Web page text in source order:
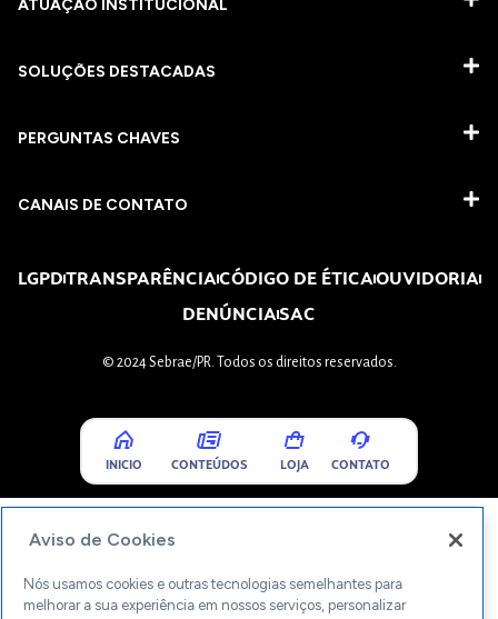
ATUAÇÃO INSTITUCIONAL
SOLUÇÕES DESTACADAS
PERGUNTAS CHAVES​
CANAIS DE CONTATO
LGPDTRANSPARÊNCIACÓDIGO DE ÉTICAOUVIDORIA
DENÚNCIASAC
© 2024 Sebrae/PR. Todos os direitos reservados.
INICIO CONTEÚDOS LOJA CONTATO
Aviso de Cookies
Nós usamos cookies e outras tecnologias semelhantes para
melhorar a sua experiência em nossos serviços, personalizar